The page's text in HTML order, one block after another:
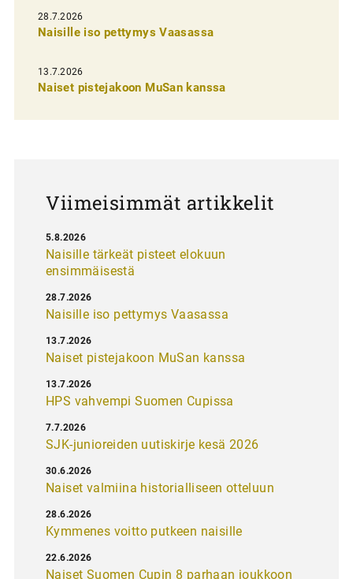
s
e
l
a
u
28.7.2026
Naisille iso pettymys Vaasassa
13.7.2026
Naiset pistejakoon MuSan kanssa
Viimeisimmät artikkelit
Naisille tärkeät pisteet elokuun
ensimmäisestä
5.8.2026
Naisille iso pettymys Vaasassa
28.7.2026
Naiset pistejakoon MuSan kanssa
13.7.2026
HPS vahvempi Suomen Cupissa
13.7.2026
SJK-junioreiden uutiskirje kesä 2026
7.7.2026
Naiset valmiina historialliseen otteluun
30.6.2026
Kymmenes voitto putkeen naisille
28.6.2026
Naiset Suomen Cupin 8 parhaan joukkoon
22.6.2026